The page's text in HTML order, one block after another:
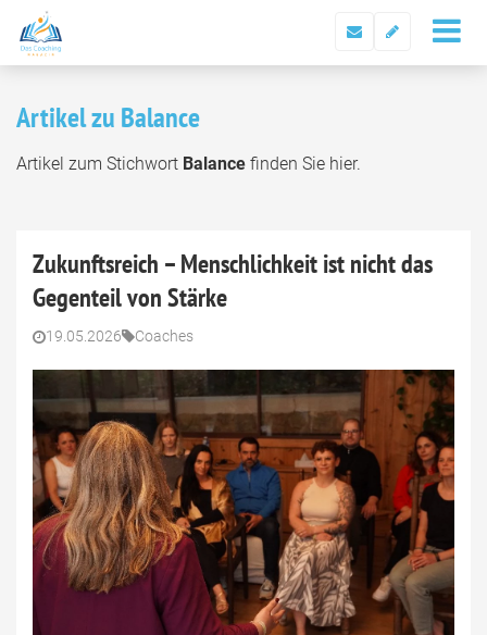
Artikel zu Balance
Artikel zum Stichwort Balance finden Sie hier.
Zukunftsreich – Menschlichkeit ist nicht das
Gegenteil von Stärke
19.05.2026 Coaches